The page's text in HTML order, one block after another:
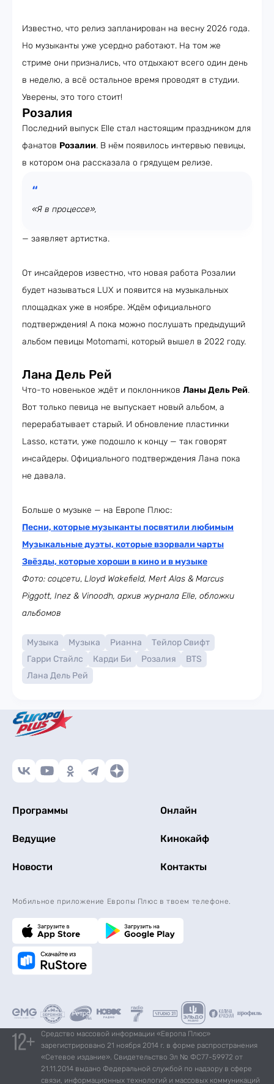
Известно, что релиз запланирован на весну 2026 года.
Но музыканты уже усердно работают. На том же
стриме они признались, что отдыхают всего один день
в неделю, а всё остальное время проводят в студии.
Уверены, это того стоит!
Розалия
Последний выпуск Elle стал настоящим праздником для
фанатов Розалии. В нём появилось интервью певицы,
в котором она рассказала о грядущем релизе.
«Я в процессе»,
— заявляет артистка.
От инсайдеров известно, что новая работа Розалии
будет называться LUX и появится на музыкальных
площадках уже в ноябре. Ждём официального
подтверждения! А пока можно послушать предыдущий
альбом певицы Motomami, который вышел в 2022 году.
Лана Дель Рей
Что-то новенькое ждёт и поклонников Ланы Дель Рей.
Вот только певица не выпускает новый альбом, а
перерабатывает старый. И обновление пластинки
Lasso, кстати, уже подошло к концу — так говорят
инсайдеры. Официального подтверждения Лана пока
не давала.
Больше о музыке — на Европе Плюс:
Песни, которые музыканты посвятили любимым
Музыкальные дуэты, которые взорвали чарты
Звёзды, которые хороши в кино и в музыке
Фото: соцсети, Lloyd Wakefield, MertAlas & Marcus
Piggott, Inez & Vinoodh, архив журнала Elle, обложки
альбомов
Музыка Музыка Рианна
Тейлор Свифт
Гарри Стайлс
Карди Би Розалия
BTS
Лана Дель Рей
Программы Онлайн
Ведущие Кинокайф
Новости Контакты
Мобильное приложение Европы Плюс в твоем телефоне.
Средство массовой информации «Европа Плюс»
зарегистрировано 21 ноября 2014 г. в форме распространения
«Сетевое издание». Свидетельство Эл № ФС77-59972 от
21.11.2014 выдано Федеральной службой по надзору в сфере
связи, информационных технологий и массовых коммуникаций